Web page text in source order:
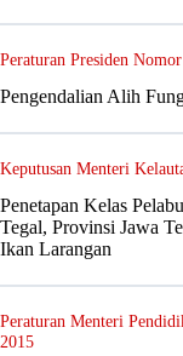
Peraturan Presiden
Pengendalian Alih
Keputusan Menteri
Penetapan Kelas
Tegal, Provinsi Jawa
Ikan Larangan
Peraturan Menteri
2015